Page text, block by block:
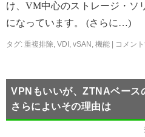
け、VM中心のストレージ・ソ
になっています。 (さらに…)
タグ: 重複排除, VDI , vSAN , 機能 コメン
VPNもいいが、ZTNAベース
さらによいその理由は